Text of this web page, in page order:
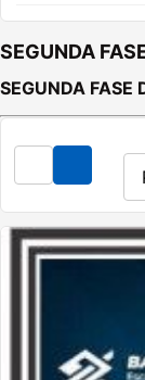
SEGUNDA
SEGUNDA FASE